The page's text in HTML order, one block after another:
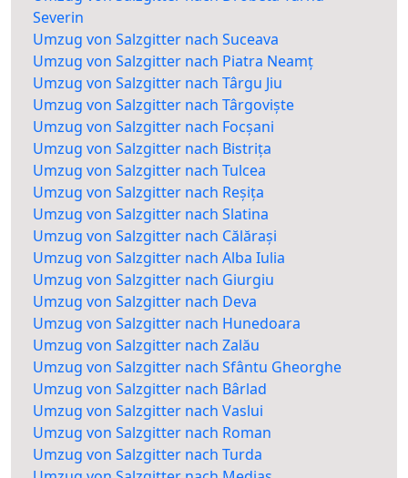
Severin
Umzug von Salzgitter nach Suceava
Umzug von Salzgitter nach Piatra Neamț
Umzug von Salzgitter nach Târgu Jiu
Umzug von Salzgitter nach Târgoviște
Umzug von Salzgitter nach Focșani
Umzug von Salzgitter nach Bistrița
Umzug von Salzgitter nach Tulcea
Umzug von Salzgitter nach Reșița
Umzug von Salzgitter nach Slatina
Umzug von Salzgitter nach Călărași
Umzug von Salzgitter nach Alba Iulia
Umzug von Salzgitter nach Giurgiu
Umzug von Salzgitter nach Deva
Umzug von Salzgitter nach Hunedoara
Umzug von Salzgitter nach Zalău
Umzug von Salzgitter nach Sfântu Gheorghe
Umzug von Salzgitter nach Bârlad
Umzug von Salzgitter nach Vaslui
Umzug von Salzgitter nach Roman
Umzug von Salzgitter nach Turda